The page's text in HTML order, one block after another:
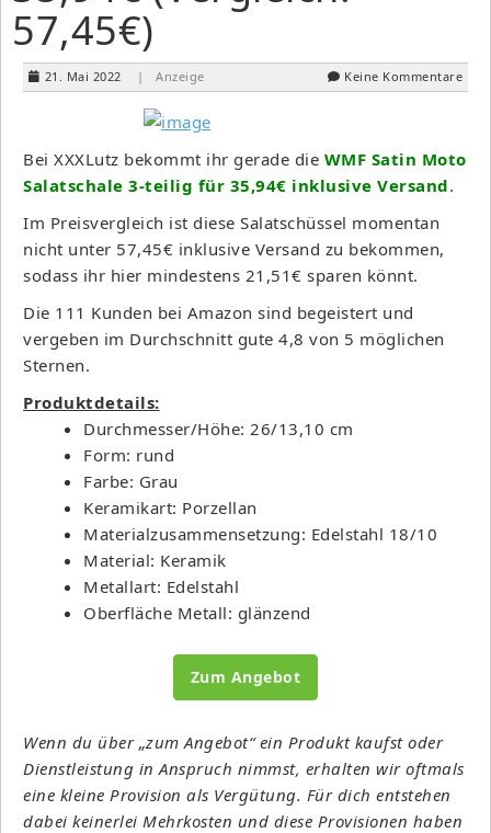
57,45€)
21. Mai 2022 | Anzeige Keine Kommentare
Bei XXXLutz bekommt ihr gerade die WMF Satin Moto
Salatschale 3-teilig für 35,94€ inklusive Versand.
Im Preisvergleich ist diese Salatschüssel momentan
nicht unter 57,45€ inklusive Versand zu bekommen,
sodass ihr hier mindestens 21,51€ sparen könnt.
Die 111 Kunden bei Amazon sind begeistert und
vergeben im Durchschnitt gute 4,8 von 5 möglichen
Sternen.
Produktdetails:
Durchmesser/Höhe: 26/13,10 cm
Form: rund
Farbe: Grau
Keramikart: Porzellan
Materialzusammensetzung: Edelstahl 18/10
Material: Keramik
Metallart: Edelstahl
Oberfläche Metall: glänzend
Zum Angebot
Wenn du über „zum Angebot“ ein Produkt kaufst oder
Dienstleistung in Anspruch nimmst, erhalten wir oftmals
eine kleine Provision als Vergütung. Für dich entstehen
dabei keinerlei Mehrkosten und diese Provisionen haben